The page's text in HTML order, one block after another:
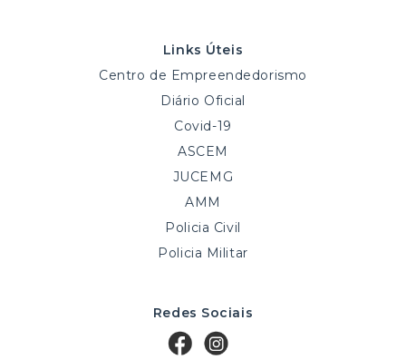
Links Úteis
Centro de Empreendedorismo
Diário Oficial
Covid-19
ASCEM
JUCEMG
AMM
Policia Civil
Policia Militar
Redes Sociais